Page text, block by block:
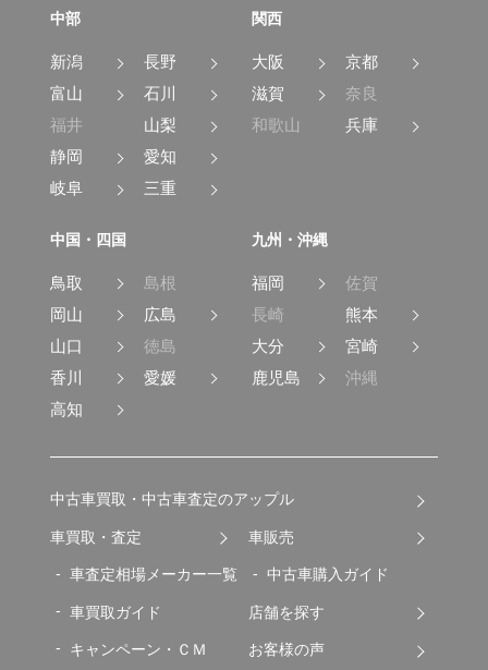
中部
新潟
長野
富山
石川
福井
山梨
静岡
愛知
岐阜
三重
関西
大阪
京都
滋賀
奈良
和歌山
兵庫
中国・四国
鳥取
島根
岡山
広島
山口
徳島
香川
愛媛
高知
九州・沖縄
福岡
佐賀
長崎
熊本
大分
宮崎
鹿児島
沖縄
中古車買取・中古車査定のアップル
車買取・査定
車査定相場メーカー一覧
車買取ガイド
キャンペーン・ＣＭ
車販売
中古車購入ガイド
店舗を探す
お客様の声